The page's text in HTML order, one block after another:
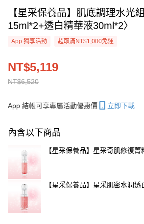
【星采保養品】肌底調理水光
15ml*2+透白精華液30ml*2〉
App 獨享活動 超取滿NT$1,000免運
NT$6,520
NT$5,119
App 結帳可享專屬活動優惠價 立即下載
內含以下商品
【星采保養品】星采奇肌修復菁
【星采保養品】星采肌密水潤